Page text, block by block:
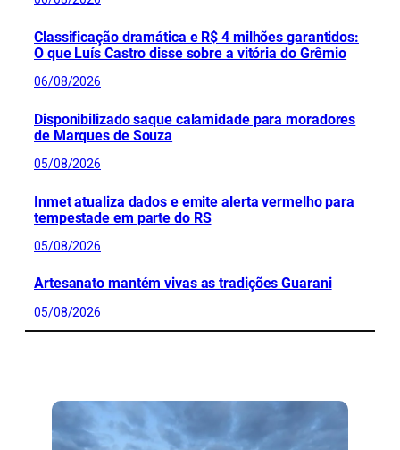
Classificação dramática e R$ 4 milhões garantidos:
O que Luís Castro disse sobre a vitória do Grêmio
06/08/2026
Disponibilizado saque calamidade para moradores
de Marques de Souza
05/08/2026
Inmet atualiza dados e emite alerta vermelho para
tempestade em parte do RS
05/08/2026
Artesanato mantém vivas as tradições Guarani
05/08/2026